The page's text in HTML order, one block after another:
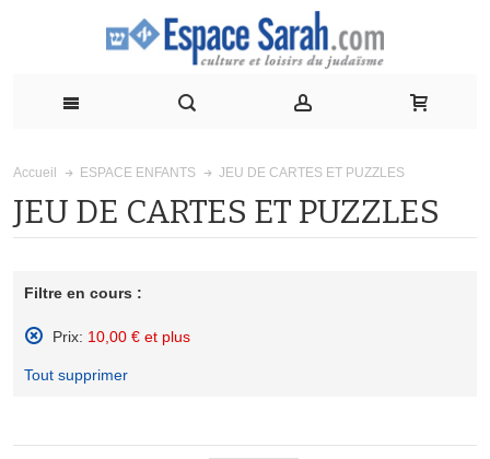
Accueil ESPACE ENFANTS JEU DE CARTES ET PUZZLES
JEU DE CARTES ET PUZZLES
Filtre en cours :
Prix: 10,00 € et plus
cet
Tout supprimer